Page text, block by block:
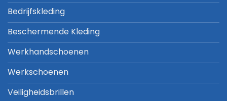
Bedrijfskleding
Beschermende Kleding
Werkhandschoenen
Werkschoenen
Veiligheidsbrillen